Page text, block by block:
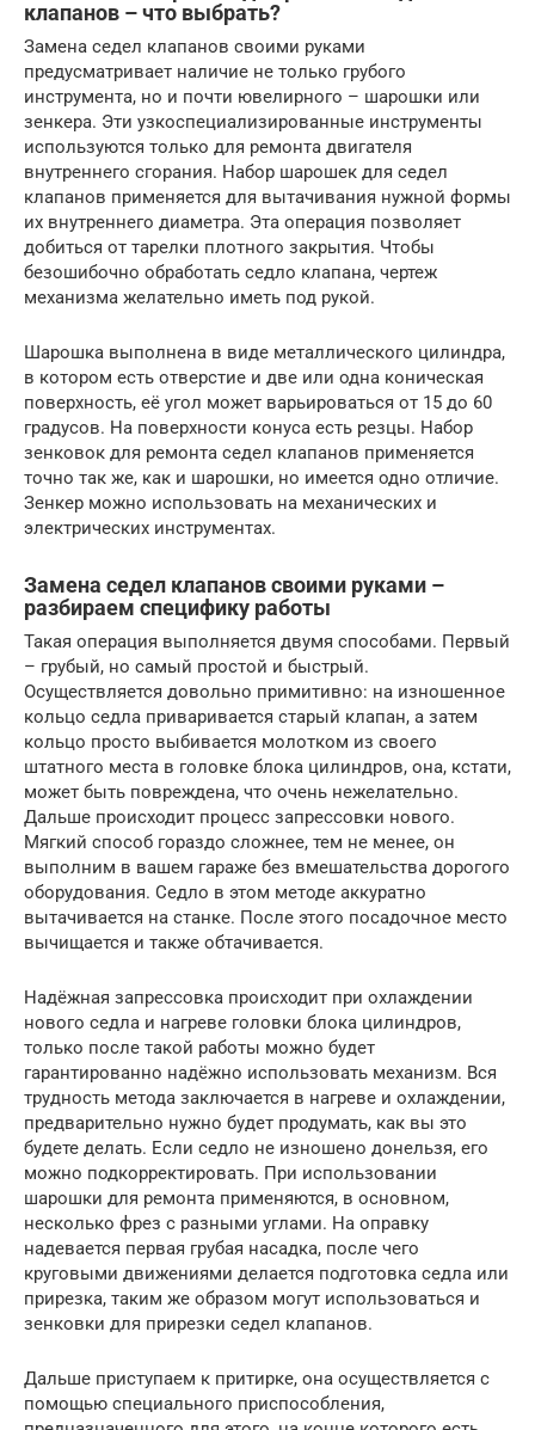
клапанов – что выбрать?
Замена седел клапанов своими руками
предусматривает наличие не только грубого
инструмента, но и почти ювелирного – шарошки или
зенкера. Эти узкоспециализированные инструменты
используются только для ремонта двигателя
внутреннего сгорания. Набор шарошек для седел
клапанов применяется для вытачивания нужной формы
их внутреннего диаметра. Эта операция позволяет
добиться от тарелки плотного закрытия. Чтобы
безошибочно обработать седло клапана, чертеж
механизма желательно иметь под рукой.
Шарошка выполнена в виде металлического цилиндра,
в котором есть отверстие и две или одна коническая
поверхность, её угол может варьироваться от 15 до 60
градусов. На поверхности конуса есть резцы. Набор
зенковок для ремонта седел клапанов применяется
точно так же, как и шарошки, но имеется одно отличие.
Зенкер можно использовать на механических и
электрических инструментах.
Замена седел клапанов своими руками –
разбираем специфику работы
Такая операция выполняется двумя способами. Первый
– грубый, но самый простой и быстрый.
Осуществляется довольно примитивно: на изношенное
кольцо седла приваривается старый клапан, а затем
кольцо просто выбивается молотком из своего
штатного места в головке блока цилиндров, она, кстати,
может быть повреждена, что очень нежелательно.
Дальше происходит процесс запрессовки нового.
Мягкий способ гораздо сложнее, тем не менее, он
выполним в вашем гараже без вмешательства дорогого
оборудования. Седло в этом методе аккуратно
вытачивается на станке. После этого посадочное место
вычищается и также обтачивается.
Надёжная запрессовка происходит при охлаждении
нового седла и нагреве головки блока цилиндров,
только после такой работы можно будет
гарантированно надёжно использовать механизм. Вся
трудность метода заключается в нагреве и охлаждении,
предварительно нужно будет продумать, как вы это
будете делать. Если седло не изношено донельзя, его
можно подкорректировать. При использовании
шарошки для ремонта применяются, в основном,
несколько фрез с разными углами. На оправку
надевается первая грубая насадка, после чего
круговыми движениями делается подготовка седла или
прирезка, таким же образом могут использоваться и
зенковки для прирезки седел клапанов.
Дальше приступаем к притирке, она осуществляется с
помощью специального приспособления,